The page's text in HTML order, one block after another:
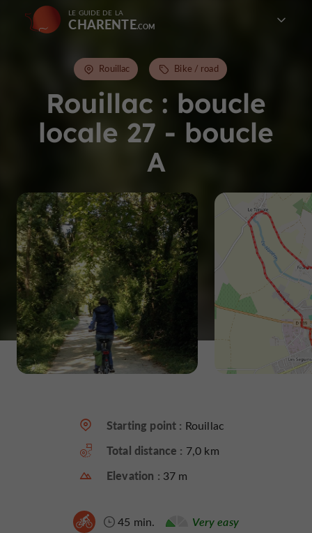
LE GUIDE DE LA
CHARENTE
Rouillac : boucle
locale 27 - boucle
A
Rouillac Bike / road
Starting point : Rouillac
Total distance : 7,0 km
Elevation : 37 m
45 min. Very easy